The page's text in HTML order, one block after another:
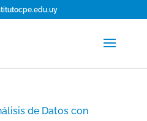
de Datos con